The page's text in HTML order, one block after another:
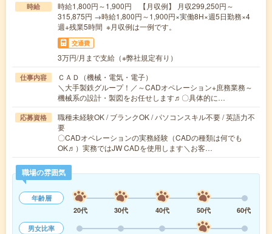
時給
時給1,800円～1,900円 【月収例】 月収299,250円～
315,875円 →時給1,800円～1,900円×実働8H×週5日勤務×4
週+残業5時間 ※月収例は一例です。
交通費
3万円/月まで支給（※弊社規定有り）
仕事内容
ＣＡＤ（機械・電気・電子）
＼大手製鉄グループ！／～CADオペレーション+庶務業務～
機械系の設計・製図をお任せします♬〇具体的に…
応募資格
職種未経験OK / ブランクOK / パソコンスキル不要 / 英語力不
要
〇CADオペレーションの実務経験（CADの種類は何でも
OK♬）実務ではJW CADを使用します＼お客…
職場の雰囲気
年齢層
20代
30代 40代 50代
60代
男女比率